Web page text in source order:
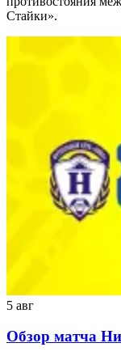
Стайки».
5 авг
Обзор матча